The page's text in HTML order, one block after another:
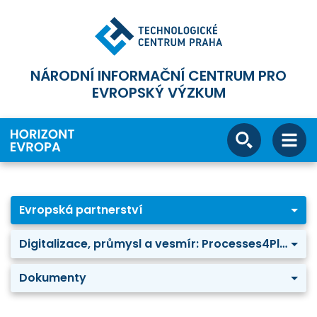
NÁRODNÍ INFORMAČNÍ CENTRUM PRO
EVROPSKÝ VÝZKUM
Evropská partnerství
Digitalizace, průmysl a vesmír: Processes4Planet – Transforming the European Process Industry for a sustainable society
Dokumenty